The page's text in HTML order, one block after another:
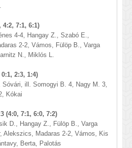
4:2, 7:1, 6:1)
4-4, Hangay Z., Szabó E.,
2-2, Vámos, Fülöp B., Varga
N., Miklós L.
2:3, 1:4)
ill. Somogyi B. 4, Nagy M. 3,
Kókai
(4:0, 7:1, 6:0, 7:2)
D., Hangay Z., Fülöp B., Varga
Alekszics, Madaras 2-2, Vámos, Kis
Berta, Palotás